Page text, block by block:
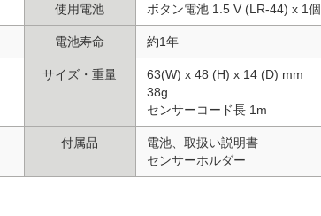
使用電池 ボタン電池 1.5 V (LR-44) x 1個
電池寿命 約1年
サイズ・重量
63(W) x 48 (H) x 14 (D) mm
38g
センサーコード長 1m
付属品
電池、取扱い説明書
センサーホルダー